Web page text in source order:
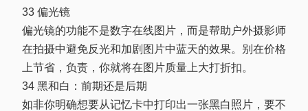
33 偏光镜
偏光镜的功能不是数字在线图片，而是帮助户外摄影师
在拍摄中避免反光和加剧图片中蓝天的效果。别在价格
上节省，负责，你就将在图片质量上大打折扣。
34 黑和白：前期还是后期
如非你明确想要从记忆卡中打印出一张黑白照片，要不